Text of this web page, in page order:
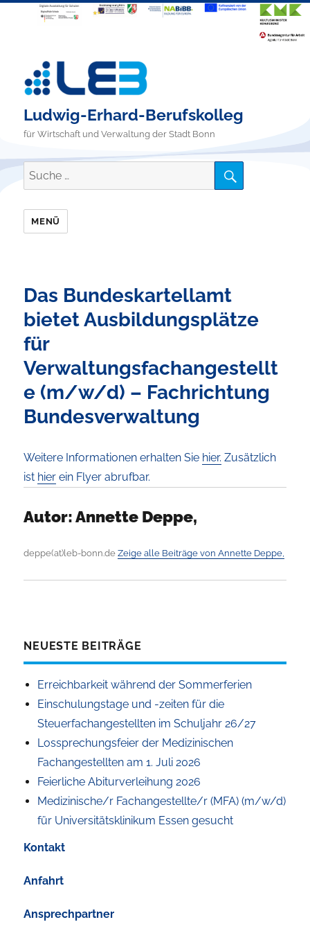
Ludwig-Erhard-Berufskolleg
für Wirtschaft und Verwaltung der Stadt Bonn
Suche
nach:
SUCHE
MENÜ
Das Bundeskartellamt
bietet Ausbildungsplätze
für
Verwaltungsfachangestellt
e (m/w/d) – Fachrichtung
Bundesverwaltung
Weitere Informationen erhalten Sie hier. Zusätzlich
ist hier ein Flyer abrufbar.
Autor:Annette Deppe,
deppe(at)leb-bonn.deZeige alle Beiträge von Annette Deppe,
NEUESTE BEITRÄGE
Erreichbarkeit während der Sommerferien
Einschulungstage und -zeiten für die
Steuerfachangestellten im Schuljahr 26/27
Lossprechungsfeier der Medizinischen
Fachangestellten am 1. Juli 2026
Feierliche Abiturverleihung 2026
Medizinische/r Fachangestellte/r (MFA) (m/w/d)
für Universitätsklinikum Essen gesucht
Kontakt
Anfahrt
Ansprechpartner